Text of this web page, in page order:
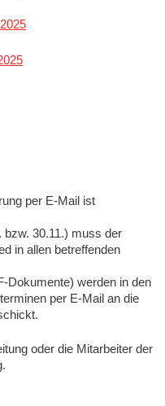
per E-Mail ist
bzw. 30.11.) muss der
in allen betreffenden
Dokumente) werden in den
per E-Mail an die
oder die Mitarbeiter der